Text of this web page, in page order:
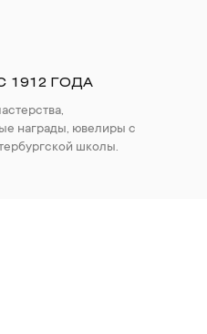
1912 ГОДА
награды, ювелиры с
школы.